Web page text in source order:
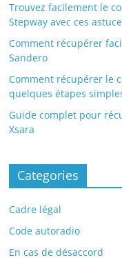
Trouvez facilement le
Stepway avec ces
Comment récupérer
Sandero
Comment récupérer le
quelques étapes
Guide complet pour
Xsara
Categories
Cadre légal
Code autoradio
En cas de désaccord